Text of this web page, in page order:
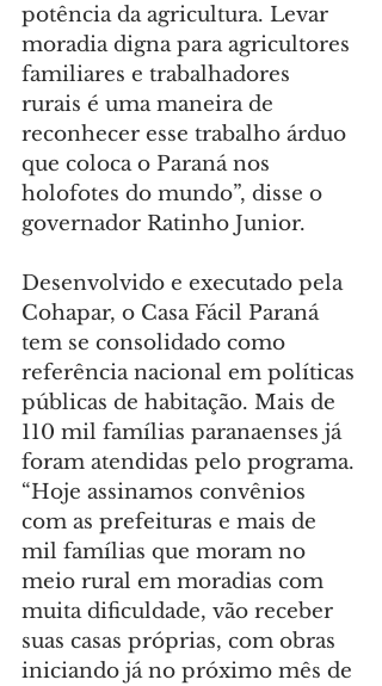
potência da agricultura. Levar
moradia digna para agricultores
familiares e trabalhadores
rurais é uma maneira de
reconhecer esse trabalho árduo
que coloca o Paraná nos
holofotes do mundo”, disse o
governador Ratinho Junior.
Desenvolvido e executado pela
Cohapar, o Casa Fácil Paraná
tem se consolidado como
referência nacional em políticas
públicas de habitação. Mais de
110 mil famílias paranaenses já
foram atendidas pelo programa.
“Hoje assinamos convênios
com as prefeituras e mais de
mil famílias que moram no
meio rural em moradias com
muita dificuldade, vão receber
suas casas próprias, com obras
iniciando já no próximo mês de